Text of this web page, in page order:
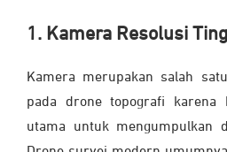
1. Kamera Resolusi
Kamera merupakan salah
pada drone topografi karena
utama untuk mengumpulkan